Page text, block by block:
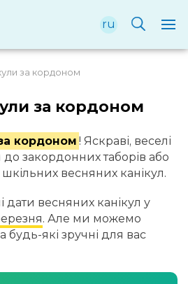
ru
за кордоном
за кордоном
кордоном ! Яскраві, веселі
до закордонних таборів або
весняних канікул.
дати весняних канікул у
. Але ми можемо
будь-які зручні для вас